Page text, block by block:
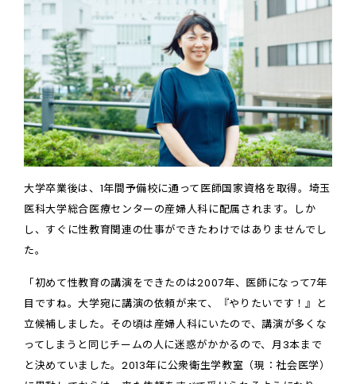
大学卒業後は、1年間予備校に通って医師国家資格を取得。埼玉
医科大学総合医療センターの産婦人科に配属されます。しか
し、すぐに性教育関連の仕事ができたわけではありませんでし
た。
「初めて性教育の講演をできたのは2007年、医師になって7年
目ですね。大学宛に講演の依頼が来て、『やりたいです！』と
立候補しました。その頃は産婦人科にいたので、講演が多くな
ってしまうと同じチームの人に迷惑がかかるので、月3本まで
と決めていました。2013年に公衆衛生学教室（現：社会医学）